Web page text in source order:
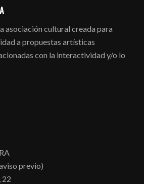
asociación cultural creada para
a propuestas artísticas
con la interactividad y/o lo
previo)
22